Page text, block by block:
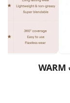
پنکیک فول کاور شیگلم SHEGLAM رنگ WARM